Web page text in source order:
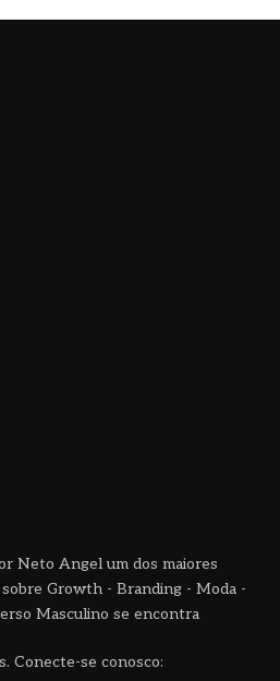
Neto Angel um dos maiores
Growth - Branding - Moda -
Masculino se encontra
Conecte-se conosco: